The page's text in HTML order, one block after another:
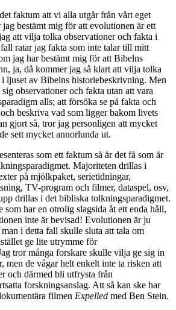
faktum att vi alla utgår från vårt eget
bestämt mig för att evolutionen är ett
att vilja tolka observationer och fakta i
ratar jag fakta som inte talar till mitt
jag har bestämt mig för att Bibelns
ja, då kommer jag så klart att vilja tolka
ljuset av Bibelns historiebeskrivning. Men
observationer och fakta utan att vara
alls; att försöka se på fakta och
beskriva vad som ligger bakom livets
gjort så, tror jag personligen att mycket
sett mycket annorlunda ut.
som ett faktum så är det få som är
Majoriteten drillas i
på mjölkpaket, serietidningar,
TV-program och filmer, dataspel, osv,
drillas i det bibliska tolkningsparadigmet.
som har en otrolig slagsida åt ett enda håll,
inte är bevisad! Evolutionen är ju
i detta fall skulle sluta att tala om
ge lite utrymme för
tror många forskare skulle vilja ge sig in
men de vågar helt enkelt inte ta risken att
och därmed bli utfrysta från
forskningsanslag. Att så kan ske har
filmen Expelled med Ben Stein.